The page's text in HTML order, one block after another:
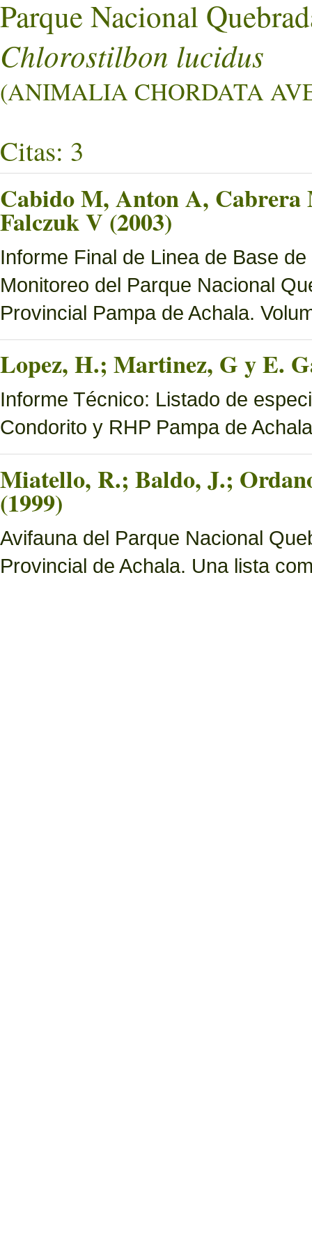
Parque Nacional
Chlorostilbon lucidus
(ANIMALIA CHORDATA
Citas: 3
Cabido M, Anton A,
Falczuk V (2003)
Informe Final de Linea de Base
Monitoreo del Parque Nacional
Provincial Pampa de Achala.
Lopez, H.; Martinez, G y E.
Informe Técnico: Listado de
Condorito y RHP Pampa de Achala
Miatello, R.; Baldo, J.;
(1999)
Avifauna del Parque Nacional
Provincial de Achala. Una lista